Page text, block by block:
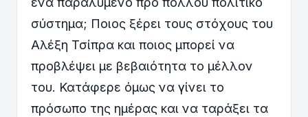
σύστημα; Ποιος ξέρει τους στόχους του
Αλέξη Τσίπρα και ποιος μπορεί να
προβλέψει με βεβαιότητα το μέλλον
του. Κατάφερε όμως να γίνει το
πρόσωπο της ημέρας και να ταράξει τα